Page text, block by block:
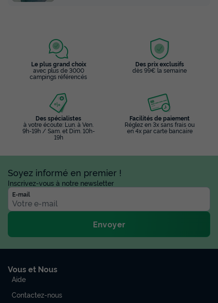
Le plus grand choix
avec plus de 3000
campings référencés
Des prix exclusifs
dès 99€ la semaine
Des spécialistes
à votre écoute: Lun. à Ven.
9h-19h / Sam. et Dim. 10h-
19h
Facilités de paiement
Réglez en 3x sans frais ou
en 4x par carte bancaire
Soyez informé en premier !
Inscrivez-vous à notre newsletter
E-mail
Envoyer
Vous et Nous
Aide
Contactez-nous